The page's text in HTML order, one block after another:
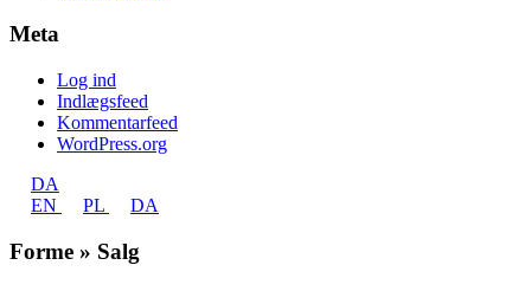
Meta
Log ind
Indlægsfeed
Kommentarfeed
WordPress.org
DA
EN
PL DA
Forme » Salg